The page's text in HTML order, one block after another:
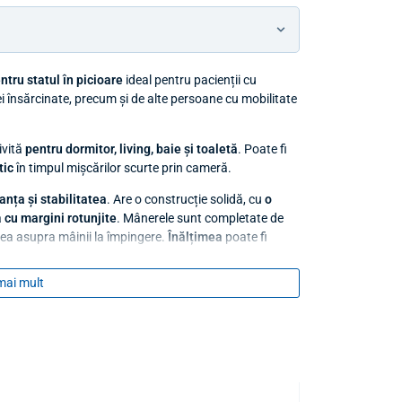
statul în picioareideal pentru pacienții cu
precum și de alte persoane cu mobilitate
pentru dormitor, living, baie și toaletă. Poate fi
în timpul mișcărilor scurte prin cameră.
și stabilitatea. Are o construcție solidă, cu o
cu margini rotunjite. Mânerele sunt completate de
asupra mâinii la împingere. Înălțimea poate fi
mult